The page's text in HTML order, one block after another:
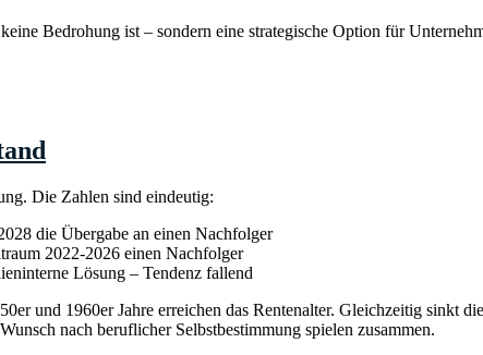
Bedrohung ist – sondern eine strategische Option für
Die Zahlen sind eindeutig:
die Übergabe an einen Nachfolger
2022-2026 einen Nachfolger
Lösung – Tendenz fallend
und 1960er Jahre erreichen das Rentenalter. Gleichzeitig sinkt
nach beruflicher Selbstbestimmung spielen zusammen.